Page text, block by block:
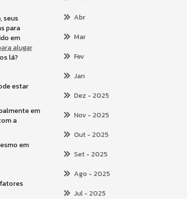
seus
para
em
alugar
lá?
estar
em
a
em
Abr
Mar
Fev
Jan
Dez - 2025
Nov- 2025
Out- 2025
Set- 2025
Ago - 2025
Jul- 2025